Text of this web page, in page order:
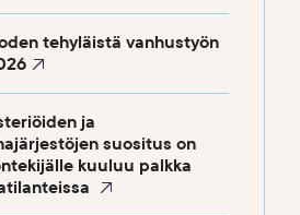
tehyläistä vanhustyön
ja
suositus on
kuuluu palkka